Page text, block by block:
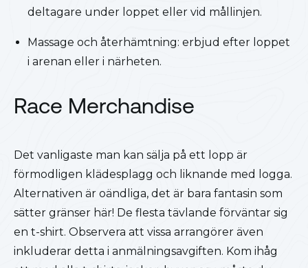
deltagare under loppet eller vid mållinjen.
Massage och återhämtning: erbjud efter loppet
i arenan eller i närheten.
Race Merchandise
Det vanligaste man kan sälja på ett lopp är
förmodligen klädesplagg och liknande med logga.
Alternativen är oändliga, det är bara fantasin som
sätter gränser här! De flesta tävlande förväntar sig
en t-shirt. Observera att vissa arrangörer även
inkluderar detta i anmälningsavgiften. Kom ihåg